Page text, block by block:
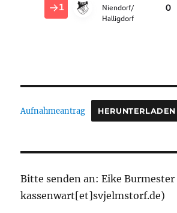
Aufnahmeantrag HERUNTERLADEN
Bitte senden an: Eike
kassenwart[et]svjelmstorf.de)